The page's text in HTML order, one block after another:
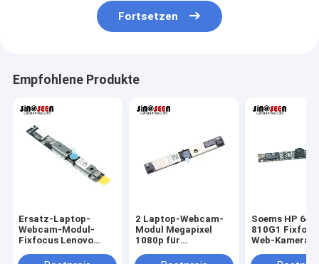
Fortsetzen
Empfohlene Produkte
Ersatz-Laptop-
Webcam-Modul-
Fixfocus Lenovo
2 Laptop-Webcam-
Modul Megapixel
1080p für
G1 G2 810 G1 840 G1
Soems HP
810G1
Web-Kamera-